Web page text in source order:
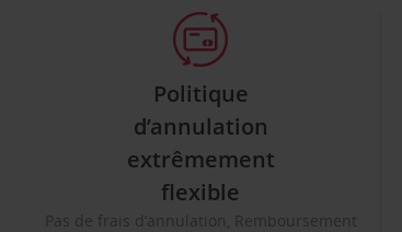
Politique
d’annulation
extrêmement
flexible
Pas de frais d’annulation, Remboursement